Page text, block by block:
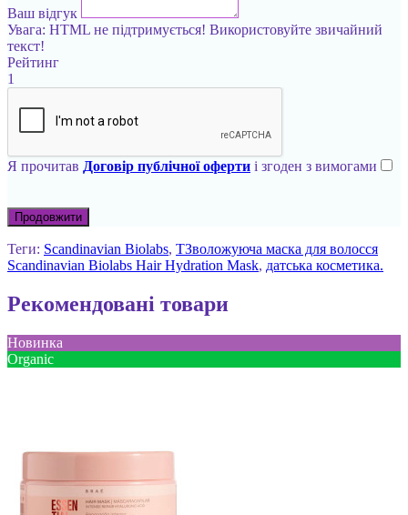
Ваш відгук
Увага: HTML не підтримується! Використовуйте звичайний
текст!
Рейтинг
1
Я прочитав Договір публічної оферти і згоден з вимогами
Продовжити
Теги: Scandinavian Biolabs, ТЗволожуюча маска для волосся
Scandinavian Biolabs Hair Hydration Mask, датська косметика.
Рекомендовані товари
Новинка
Оrganic